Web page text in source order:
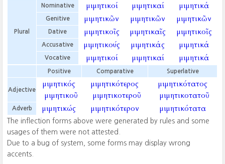
Plural
Nominative μιμητικοί μιμητικαί μιμητικά
Genitive μιμητικῶν μιμητικῶν μιμητικῶν
Dative μιμητικοῖς μιμητικαῖς μιμητικοῖς
Accusative μιμητικούς μιμητικάς μιμητικά
Vocative μιμητικοί μιμητικαί μιμητικά
Positive Comparative Superlative
Adjective
μιμητικός
μιμητικοῦ
μιμητικότερος
μιμητικοτεροῦ
μιμητικότατος
μιμητικοτατοῦ
Adverb μιμητικώς μιμητικότερον μιμητικότατα
The inflection forms above were generated by rules and some
usages of them were not attested.
Due to a bug of system, some forms may display wrong
accents.